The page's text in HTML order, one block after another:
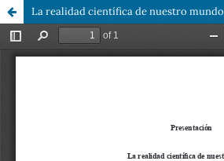
La realidad científica de nuestro mundo